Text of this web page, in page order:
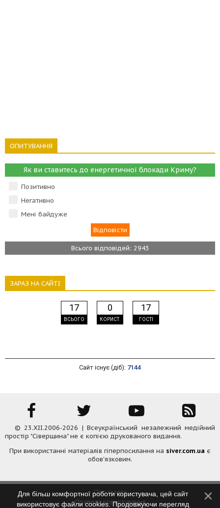
ОПИТУВАННЯ
Як ви ставитесь до енергетичної блокади Криму?
Позитивно
Негативно
Мені байдуже
Всього відповідей: 2943
ЗАРАЗ НА САЙТІ
17
ВСЬОГО
0
КОРИСТ.
17
ГОСТІ
Сайт існує (діб): 7144
© 23.XII.2006-2026 | Всеукраїнський незалежний медійний
простір "Сіверщина" не є копією друкованого видання.
При використанні матеріалів гіперпосилання на siver.com.ua є
обов'язковим.
Про газету
Правила користування
Для більш комфортної роботи користувача, цей сайт
використовує файли cookies. Продовжуючи перегляд